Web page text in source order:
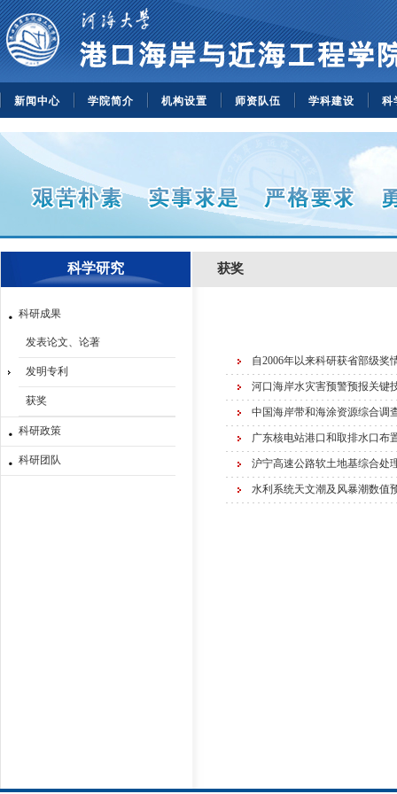
新闻中心 学院简介 机构设置 师资队伍 学科建设 科
科学研究
科研成果
发表论文、论著
发明专利
获奖
科研政策
科研团队
获奖
自2006年以来科研获省部级奖
河口海岸水灾害预警预报关键
中国海岸带和海涂资源综合调
广东核电站港口和取排水口布
沪宁高速公路软土地基综合处
水利系统天文潮及风暴潮数值